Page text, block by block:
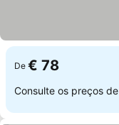
De € 78
Consulte os preços de